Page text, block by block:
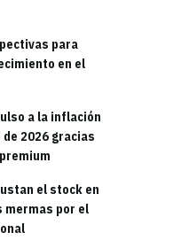
para
en el
a la inflación
2026 gracias
el stock en
mermas por el